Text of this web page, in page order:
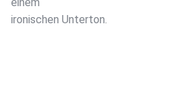
ironischen Unterton.